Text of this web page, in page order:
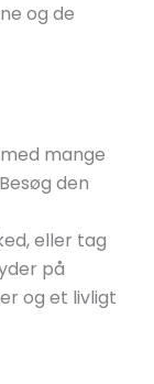
og de
mange
den
eller tag
på
og et livligt